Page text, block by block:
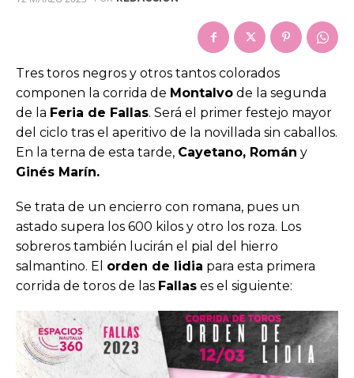
Tres toros negros y otros tantos colorados
componen la corrida de Montalvo de la segunda
de la Feria de Fallas. Será el primer festejo mayor
del ciclo tras el aperitivo de la novillada sin caballos.
En la terna de esta tarde, Cayetano, Román y
Ginés Marín.
Se trata de un encierro con romana, pues un
astado supera los 600 kilos y otro los roza. Los
sobreros también lucirán el pial del hierro
salmantino. El orden de lidia para esta primera
corrida de toros de las Fallas es el siguiente: